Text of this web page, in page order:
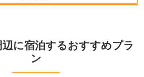
周辺の宿泊施設
に宿泊するおすすめプラ
ン